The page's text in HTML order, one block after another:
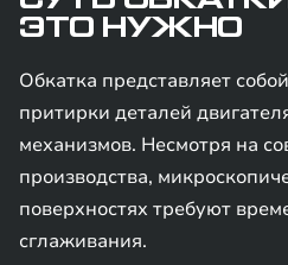
ЭТО НУЖНО
Обкатка представляет
притирки деталей
механизмов. Несмотря на
производства,
поверхностях требуют
сглаживания.